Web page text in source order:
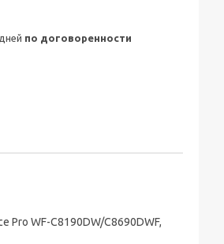
по договоренности
WF-C8190DW/C8690DWF,